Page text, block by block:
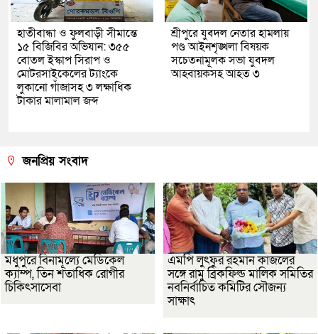
হাতীবান্ধা ও ফুলবাড়ী সীমান্তে
১৫ বিজিবির অভিযান: ৩৫৫
বোতল ইস্কাপ সিরাপ ও
মোটরসাইকেলের ট্যাংকে
লুকানো গাঁজাসহ ৩ লক্ষাধিক
টাকার মালামাল জব্দ
শ্রীপুরে যুবদল নেতার হামলায়
পণ্ড আইনশৃঙ্খলা বিষয়ক
সচেতনামূলক সভা যুবদল
আহবায়কসহ আহত ৩
জনপ্রিয় সংবাদ
মধুপুরে বিনামূল্যে মেডিকেল
ক্যাম্প, তিন শতাধিক রোগীর
চিকিৎসাসেবা
এমপি লুৎফুর রহমান কাজলের
সঙ্গে রামু ব্রিকফিল্ড মালিক সমিতির
নবনির্বাচিত কমিটির সৌজন্য
সাক্ষাৎ